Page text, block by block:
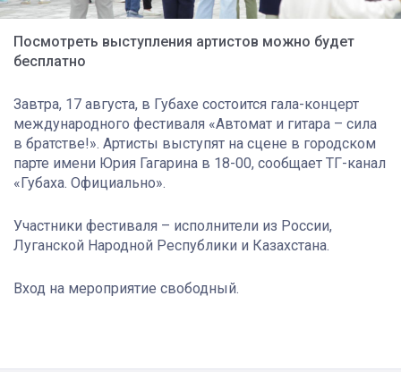
Посмотреть выступления артистов можно будет
бесплатно
Завтра, 17 августа, в Губахе состоится гала-концерт
международного фестиваля «Автомат и гитара – сила
в братстве!». Артисты выступят на сцене в городском
парте имени Юрия Гагарина в 18-00, сообщает ТГ-канал
«Губаха. Официально».
Участники фестиваля – исполнители из России,
Луганской Народной Республики и Казахстана.
Вход на мероприятие свободный.